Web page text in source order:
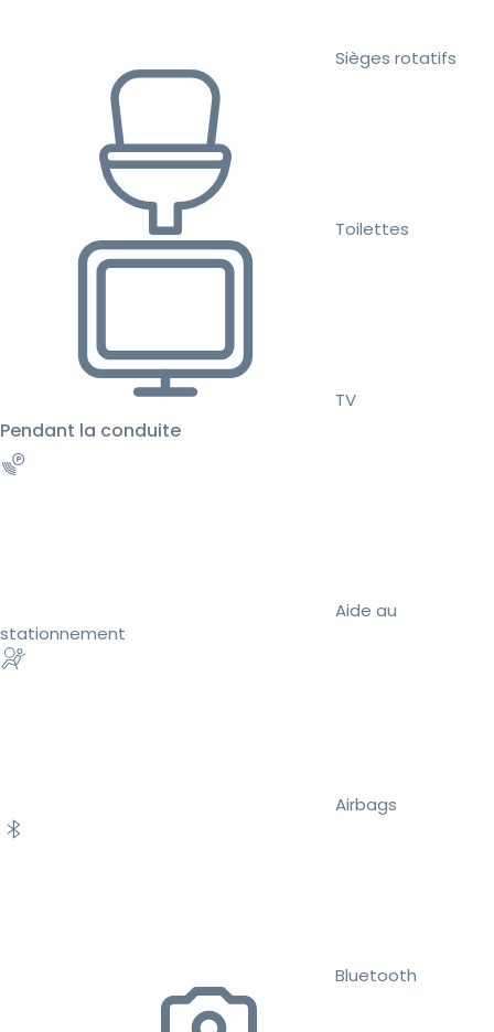
Sièges rotatifs
Toilettes
TV
Pendant la conduite
Aide au
stationnement
Airbags
Bluetooth